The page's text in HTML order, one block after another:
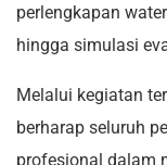
perlengkapan
hingga simulasi
Melalui kegiatan
berharap seluruh
profesional dalam